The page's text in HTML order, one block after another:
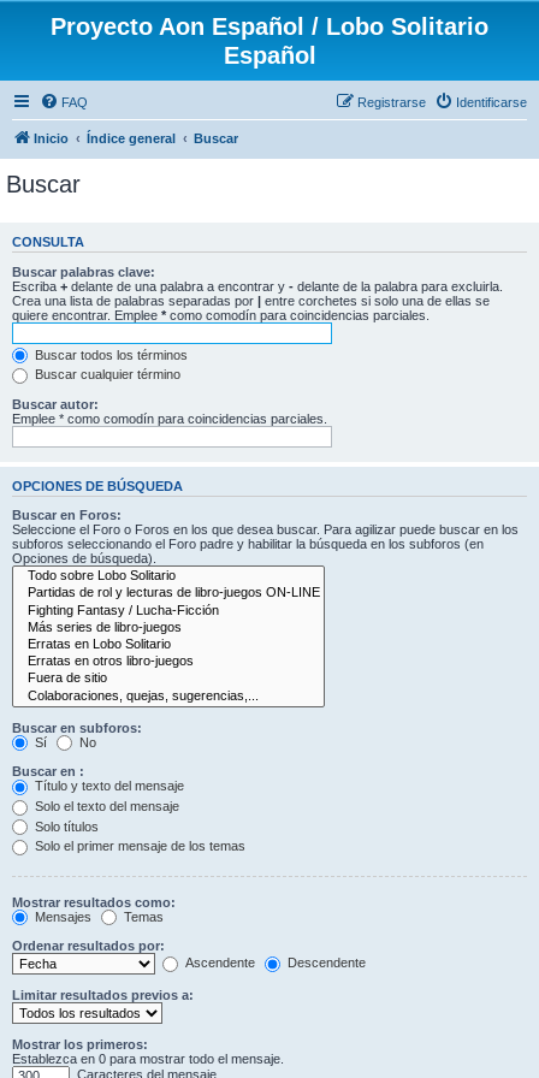
Proyecto Aon Español / Lobo Solitario
Español
FAQ Identificarse
Registrarse
Inicio Índice general Buscar
Buscar
CONSULTA
Buscar palabras clave:
Escriba + delante de una palabra a encontrar y - delante de la palabra para excluirla.
Crea una lista de palabras separadas por | entre corchetes si solo una de ellas se
quiere encontrar. Emplee * como comodín para coincidencias parciales.
Buscar todos los términos
Buscar cualquier término
Buscar autor:
Emplee * como comodín para coincidencias parciales.
OPCIONES DE BÚSQUEDA
Buscar en Foros:
Seleccione el Foro o Foros en los que desea buscar. Para agilizar puede buscar en los
subforos seleccionando el Foro padre y habilitar la búsqueda en los subforos (en
Opciones de búsqueda).
Buscar en subforos:
Sí
No
Buscar en :
Título y texto del mensaje
Solo el texto del mensaje
Solo títulos
Solo el primer mensaje de los temas
Mostrar resultados como:
Mensajes
Temas
Ordenar resultados por:
Ascendente
Descendente
Limitar resultados previos a:
Mostrar los primeros:
Establezca en 0 para mostrar todo el mensaje.
Caracteres del mensaje